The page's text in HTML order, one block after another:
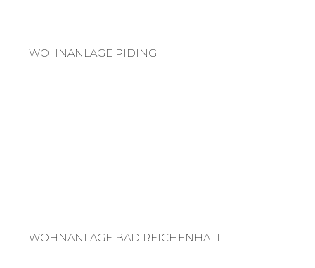
WOHNANLAGE PIDING
WOHNANLAGE BAD REICHENHALL